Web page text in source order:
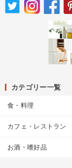
カテゴリー一覧
食・料理
カフェ・レストラン
お酒・嗜好品